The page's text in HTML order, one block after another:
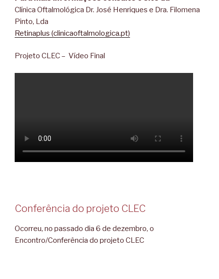
Clínica Oftalmológica Dr. José Henriques e Dra. Filomena
Pinto, Lda
Retinaplus (clinicaoftalmologica.pt)
Projeto CLEC – Vídeo Final
Conferência do projeto CLEC
Ocorreu, no passado dia 6 de dezembro, o
Encontro/Conferência do projeto CLEC